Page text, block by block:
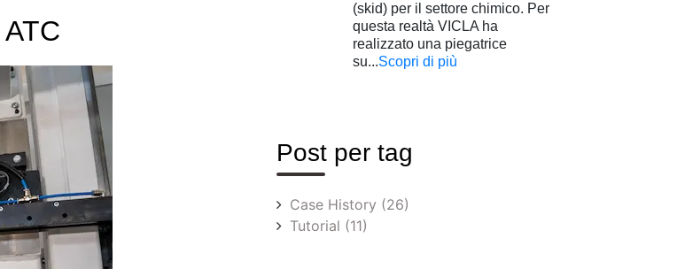
(skid) per il settore chimico. Per
questa realtà VICLA ha
realizzato una piegatrice
su...Scopri di più
Post per tag
Case History (26)
Tutorial (11)